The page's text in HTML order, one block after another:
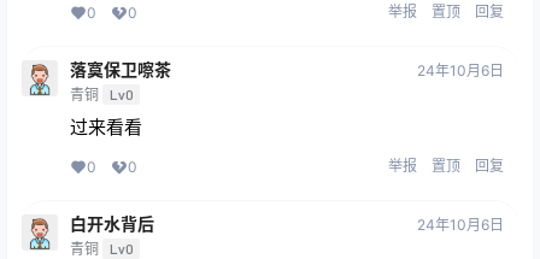
0 0 举报 置顶 回复
落寞保卫嚓茶
青铜 Lv0
24年10月6日
过来看看
0 0 举报 置顶 回复
白开水背后
青铜 Lv0
24年10月6日